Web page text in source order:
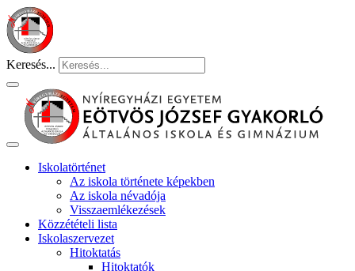
Keresés...
Iskolatörténet
Az iskola története képekben
Az iskola névadója
Visszaemlékezések
Közzétételi lista
Iskolaszervezet
Hitoktatás
Hitoktatók